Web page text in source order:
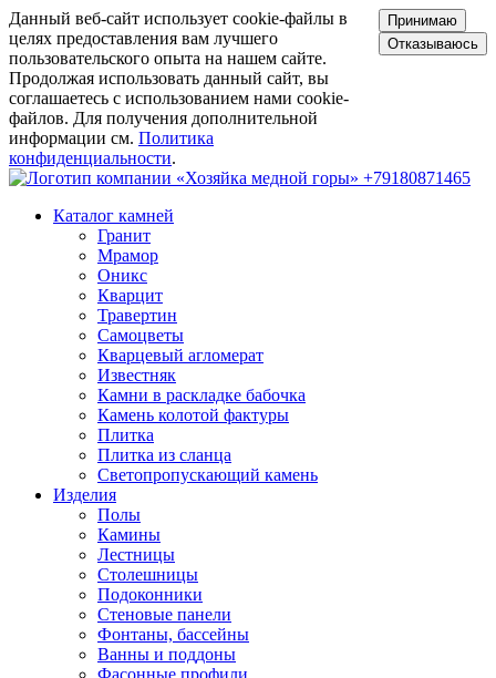
Данный веб-сайт использует cookie-файлы в
целях предоставления вам лучшего
пользовательского опыта на нашем сайте.
Продолжая использовать данный сайт, вы
соглашаетесь с использованием нами cookie-
файлов. Для получения дополнительной
информации см. Политика
конфиденциальности.
Принимаю
Отказываюсь
+79180871465
Каталог камней
Гранит
Мрамор
Оникс
Кварцит
Травертин
Самоцветы
Кварцевый агломерат
Известняк
Камни в раскладке бабочка
Камень колотой фактуры
Плитка
Плитка из сланца
Светопропускающий камень
Изделия
Полы
Камины
Лестницы
Столешницы
Подоконники
Стеновые панели
Фонтаны, бассейны
Ванны и поддоны
Фасонные профили